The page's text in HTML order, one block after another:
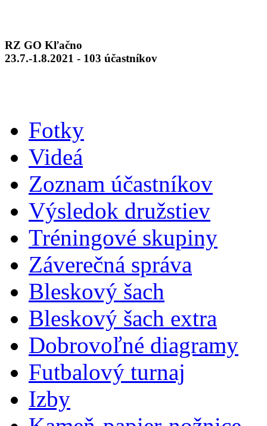
RZ GO Kľačno
23.7.-1.8.2021 - 103 účastníkov
Fotky
Videá
Zoznam účastníkov
Výsledok družstiev
Tréningové skupiny
Záverečná správa
Bleskový šach
Bleskový šach extra
Dobrovoľné diagramy
Futbalový turnaj
Izby